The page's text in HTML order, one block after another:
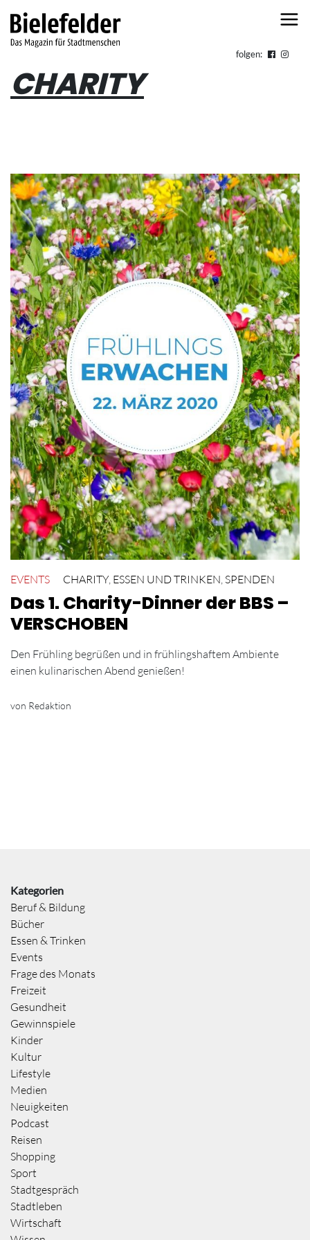
folgen:
CHARITY
EVENTS CHARITY, ESSEN UND TRINKEN SPENDEN
Das 1. Charity-Dinner der BBS –
VERSCHOBEN
Den Frühling begrüßen und in frühlingshaftem Ambiente
einen kulinarischen Abend genießen!
von Redaktion
Kategorien
Beruf & Bildung
Bücher
Essen & Trinken
Events
Frage des Monats
Freizeit
Gesundheit
Gewinnspiele
Kinder
Kultur
Lifestyle
Medien
Neuigkeiten
Podcast
Reisen
Shopping
Sport
Stadtgespräch
Stadtleben
Wirtschaft